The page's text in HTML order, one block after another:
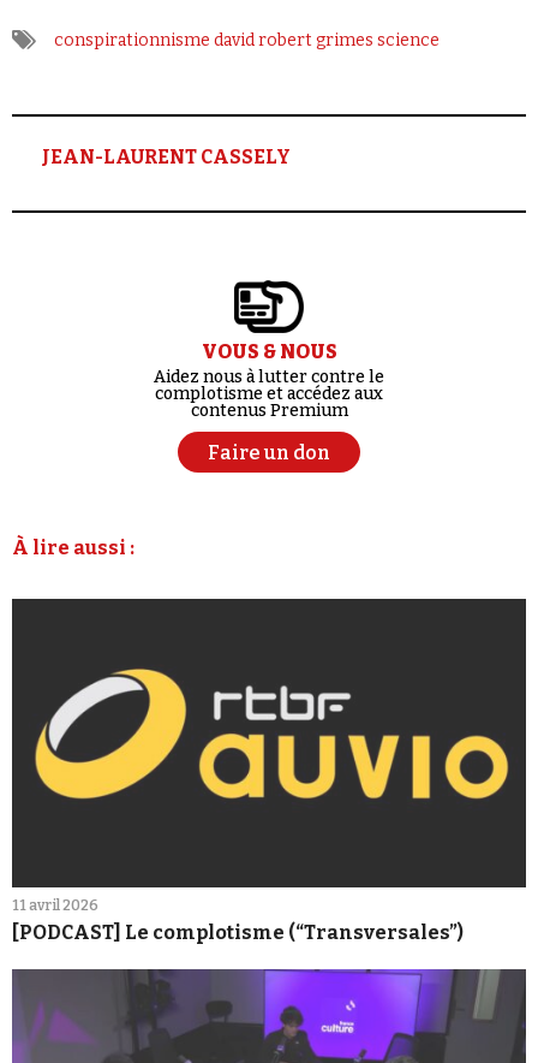
conspirationnisme david robert grimes science
JEAN-LAURENT CASSELY
VOUS & NOUS
Aidez nous à lutter contre le
complotisme et accédez aux
contenus Premium
Faire un don
À lire aussi :
11 avril 2026
[PODCAST] Le complotisme (“Transversales”)